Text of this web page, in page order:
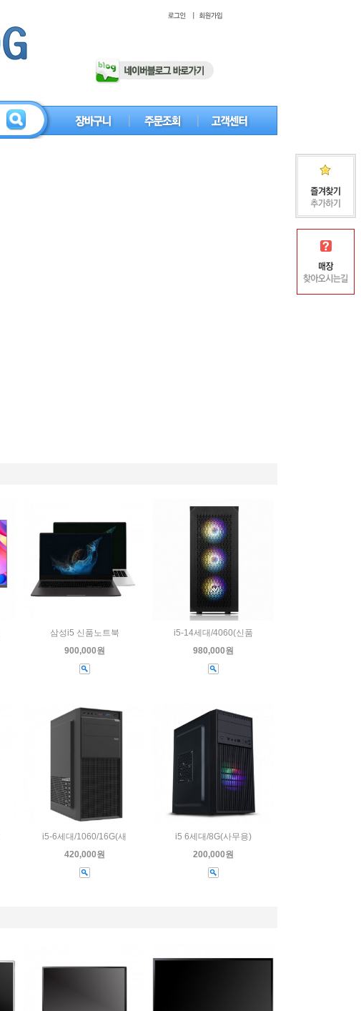
삼성i5 신품노트북
900,000원
i5-14세대/4060(신품
980,000원
i5-6세대/1060/16G(새
420,000원
i5 6세대/8G(사무용)
200,000원